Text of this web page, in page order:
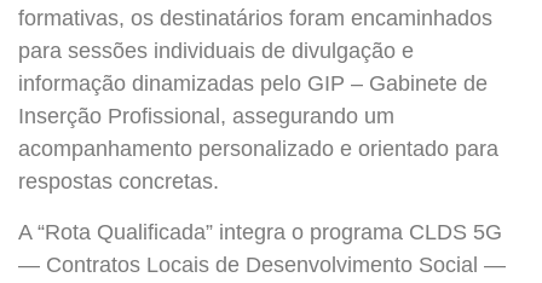
formativas, os destinatários foram encaminhados
para sessões individuais de divulgação e
informação dinamizadas pelo GIP – Gabinete de
Inserção Profissional, assegurando um
acompanhamento personalizado e orientado para
respostas concretas.
A “Rota Qualificada” integra o programa CLDS 5G
— Contratos Locais de Desenvolvimento Social —